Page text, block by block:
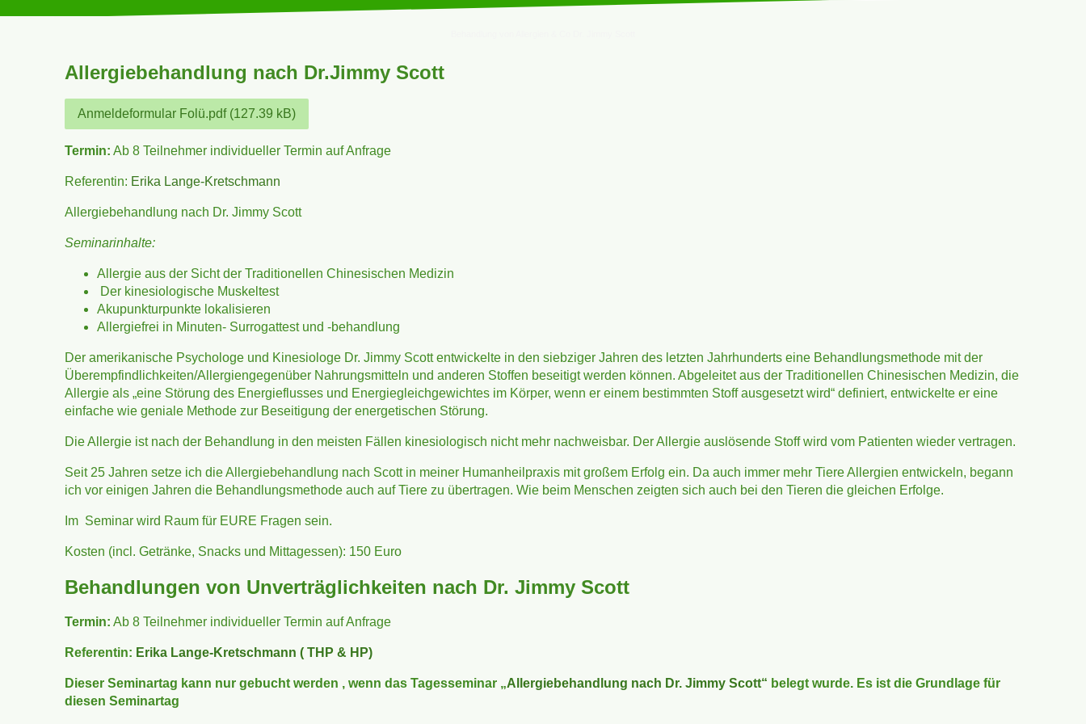
Allergiebehandlung nach Dr.Jimmy Scott
Anmeldeformular Folü.pdf (127.39 kB)
Termin: Ab 8 Teilnehmer individueller Termin auf Anfrage
Referentin: Erika Lange-Kretschmann
Allergiebehandlung nach Dr. Jimmy Scott
Seminarinhalte:
Allergie aus der Sicht der Traditionellen Chinesischen Medizin
Der kinesiologische Muskeltest
Akupunkturpunkte lokalisieren
Allergiefrei in Minuten- Surrogattest und -behandlung
Der amerikanische Psychologe und Kinesiologe Dr. Jimmy Scott entwickelte in den siebziger Jahren des letzten Jahrhunderts eine Behandlungsmethode mit der
Überempfindlichkeiten/Allergiengegenüber Nahrungsmitteln und anderen Stoffen beseitigt werden können. Abgeleitet aus der Traditionellen Chinesischen Medizin, die
Allergie als „eine Störung des Energieflusses und Energiegleichgewichtes im Körper, wenn er einem bestimmten Stoff ausgesetzt wird“ definiert, entwickelte er eine
einfache wie geniale Methode zur Beseitigung der energetischen Störung.
Die Allergie ist nach der Behandlung in den meisten Fällen kinesiologisch nicht mehr nachweisbar. Der Allergie auslösende Stoff wird vom Patienten wieder vertragen.
Seit 25 Jahren setze ich die Allergiebehandlung nach Scott in meiner Humanheilpraxis mit großem Erfolg ein. Da auch immer mehr Tiere Allergien entwickeln, begann
ich vor einigen Jahren die Behandlungsmethode auch auf Tiere zu übertragen. Wie beim Menschen zeigten sich auch bei den Tieren die gleichen Erfolge.
Im Seminar wird Raum für EURE Fragen sein.
Kosten (incl. Getränke, Snacks und Mittagessen): 150 Euro
Behandlungen von Unverträglichkeiten nach Dr. Jimmy Scott
Termin: Ab 8 Teilnehmer individueller Termin auf Anfrage
Referentin: Erika Lange-Kretschmann ( THP & HP)
Dieser Seminartag kann nur gebucht werden , wenn das Tagesseminar „Allergiebehandlung nach Dr. Jimmy Scott“ belegt wurde. Es ist die Grundlage für
diesen Seminartag